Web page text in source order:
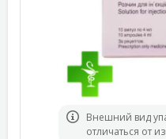
Bнешний вид
отличаться от